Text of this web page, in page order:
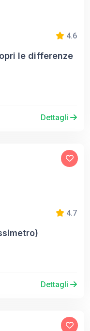
4.6
le differenze
Dettagli
4.7
Dettagli